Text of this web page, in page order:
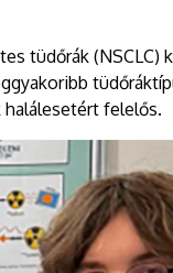
tüdőrák (NSCLC)
halálesetért felelős.